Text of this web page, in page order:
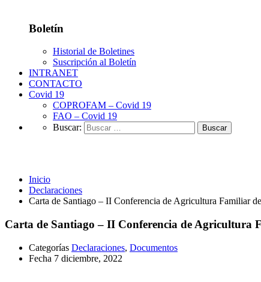
Boletín
Historial de Boletines
Suscripción al Boletín
INTRANET
CONTACTO
Covid 19
COPROFAM – Covid 19
FAO – Covid 19
Buscar:
Inicio
Declaraciones
Carta de Santiago – II Conferencia de Agricultura Familiar
Carta de Santiago – II Conferencia de Agricultura
Categorías Declaraciones, Documentos
Fecha 7 diciembre, 2022